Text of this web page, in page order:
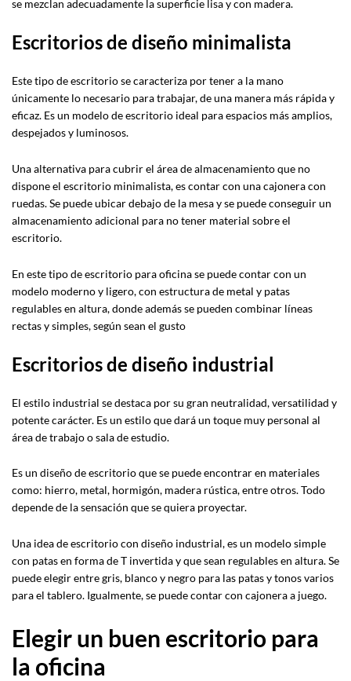
se mezclan adecuadamente la superficie lisa y con madera.
Escritorios de diseño minimalista
Este tipo de escritorio se caracteriza por tener a la mano
únicamente lo necesario para trabajar, de una manera más rápida y
eficaz. Es un modelo de escritorio ideal para espacios más amplios,
despejados y luminosos.
Una alternativa para cubrir el área de almacenamiento que no
dispone el escritorio minimalista, es contar con una cajonera con
ruedas. Se puede ubicar debajo de la mesa y se puede conseguir un
almacenamiento adicional para no tener material sobre el
escritorio.
En este tipo de escritorio para oficina se puede contar con un
modelo moderno y ligero, con estructura de metal y patas
regulables en altura, donde además se pueden combinar líneas
rectas y simples, según sean el gusto
Escritorios de diseño industrial
El estilo industrial se destaca por su gran neutralidad, versatilidad y
potente carácter. Es un estilo que dará un toque muy personal al
área de trabajo o sala de estudio.
Es un diseño de escritorio que se puede encontrar en materiales
como: hierro, metal, hormigón, madera rústica, entre otros. Todo
depende de la sensación que se quiera proyectar.
Una idea de escritorio con diseño industrial, es un modelo simple
con patas en forma de T invertida y que sean regulables en altura. Se
puede elegir entre gris, blanco y negro para las patas y tonos varios
para el tablero. Igualmente, se puede contar con cajonera a juego.
Elegir un buen escritorio para
la oficina